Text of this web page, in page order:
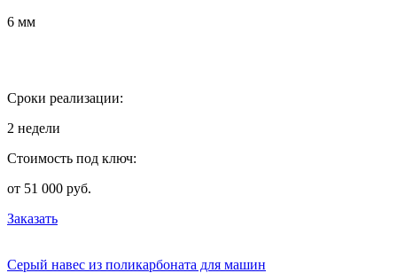
6 мм
Сроки реализации:
2 недели
Стоимость под ключ:
от 51 000 руб.
Заказать
Серый навес из поликарбоната для машин